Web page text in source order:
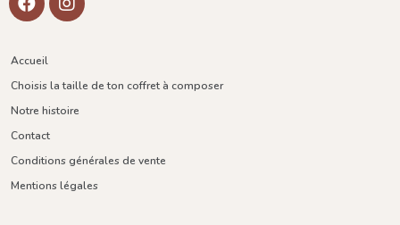
Accueil
Choisis la taille de ton coffret à composer
Notre histoire
Contact
Conditions générales de vente
Mentions légales